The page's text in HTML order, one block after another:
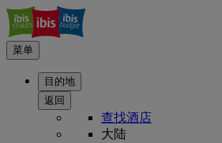
菜单
目的地
返回
查找酒店
大陆